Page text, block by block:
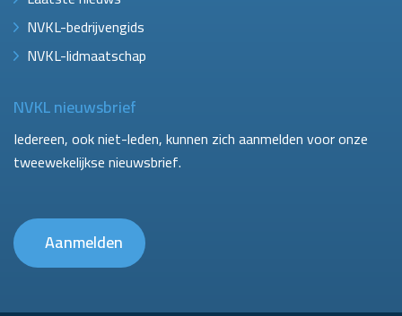
NVKL-bedrijvengids
NVKL-lidmaatschap
NVKL nieuwsbrief
Iedereen, ook niet-leden, kunnen zich aanmelden voor onze
tweewekelijkse nieuwsbrief.
Aanmelden